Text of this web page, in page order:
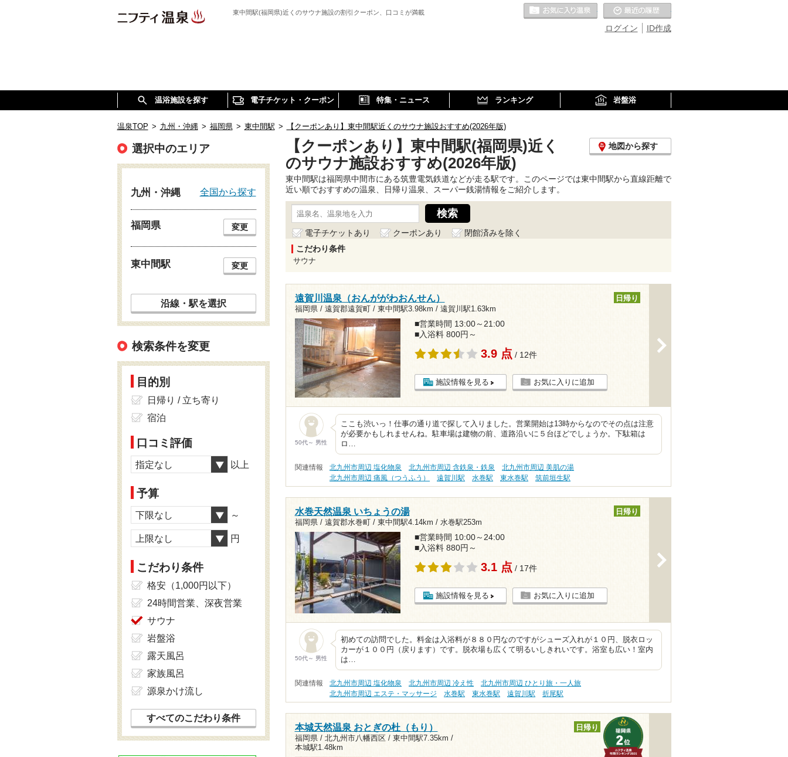
東中間駅(福岡県)近くのサウナ施設の割引クーポン、口コミが満載
ID作成
ログイン
お気に入りの温泉
温浴施設を探す 電子チケット・クーポン 特集・ニュース ランキング 岩盤浴
温泉TOP > 九州・沖縄 > 福岡県 > 東中間駅 > 【クーポンあり】東中間駅近くのサウナ施設おすすめ(2026年版)
【クーポンあり】東中間駅(福岡県)近く
のサウナ施設おすすめ(2026年版)
地図から探す
東中間駅は福岡県中間市にある筑豊電気鉄道などが走る駅です。このページでは東中間駅から直線距離で
近い順でおすすめの温泉、日帰り温泉、スーパー銭湯情報をご紹介します。
電子チケットあり クーポンあり
閉館済みを除く
こだわり条件
サウナ
遠賀川温泉（おんががわおんせん）
福岡県 / 遠賀郡遠賀町 / 東中間駅3.98km / 遠賀川駅1.63km
日帰り
■営業時間 13:00～21:00
■入浴料 800円～
3.9 点 / 12件
施設情報を見る お気に入りに追加
50代～ 男性
ここも渋いっ！仕事の通り道で探して入りました。営業開始は13時からなのでその点は注意
が必要かもしれませんね。駐車場は建物の前、道路沿いに５台ほどでしょうか。下駄箱は
ロ…
関連情報 北九州市周辺 塩化物泉 北九州市周辺 含鉄泉・鉄泉
北九州市周辺 美肌の湯
北九州市周辺 痛風（つうふう）
遠賀川駅 水巻駅 東水巻駅 筑前垣生駅
水巻天然温泉 いちょうの湯
福岡県 / 遠賀郡水巻町 / 東中間駅4.14km / 水巻駅253m
日帰り
■営業時間 10:00～24:00
■入浴料 880円～
3.1 点 / 17件
施設情報を見る お気に入りに追加
50代～ 男性
初めての訪問でした。料金は入浴料が８８０円なのですがシューズ入れが１０円、脱衣ロッ
カーが１００円（戻ります）です。脱衣場も広くて明るいしきれいです。浴室も広い！室内
は…
関連情報 北九州市周辺 塩化物泉 北九州市周辺 冷え性
北九州市周辺 ひとり旅・一人旅
北九州市周辺 エステ・マッサージ
水巻駅 東水巻駅 遠賀川駅 折尾駅
本城天然温泉 おとぎの杜（もり）
福岡県 / 北九州市八幡西区 / 東中間駅7.35km /
本城駅1.48km
日帰り
選択中のエリア
九州・沖縄 全国から探す
福岡県 変更
東中間駅 変更
沿線・駅を選択
検索条件を変更
目的別
日帰り / 立ち寄り
宿泊
口コミ評価
指定なし 以上
予算
下限なし ～
上限なし 円
こだわり条件
格安（1,000円以下）
24時間営業、深夜営業
サウナ
岩盤浴
露天風呂
家族風呂
源泉かけ流し
すべてのこだわり条件